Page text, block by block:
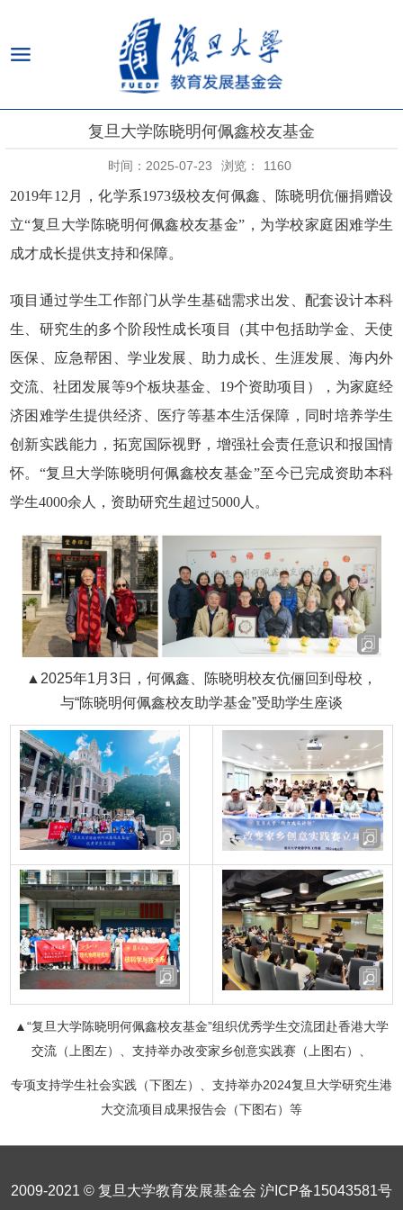
复旦大学陈晓明何佩鑫校友基金
时间：2025-07-23 浏览： 1160
2019年12 月，化学系1973级校友何佩鑫、陈晓明伉俪捐赠设
立“复旦大学陈晓明何佩鑫校友基金” ，为学校家庭困难学生
成才成长提供支持和保障。
项目通过学生工作部门从学生基础需求出发、配套设计本科
生、研究生的多个阶段性成长项目（其中包括助学金、天使
医保、应急帮困、学业发展、助力成长、生涯发展、海内外
交流、社团发展等9个板块基金、 19个资助项目），为家庭经
济困难学生提供经济、医疗等基本生活保障，同时培养学生
创新实践能力，拓宽国际视野，增强社会责任意识和报国情
怀。“复旦大学陈晓明何佩鑫校友基金”至今已完成资助本科
学生4000余人，资助研究生超过5000 人。
▲2025年1月3日，何佩鑫、陈晓明校友伉俪回到母校，
与“陈晓明何佩鑫校友助学基金”受助学生座谈
▲“复旦大学陈晓明何佩鑫校友基金”组织优秀学生交流团赴香港大学
交流（上图左）、支持举办改变家乡创意实践赛（上图右）、
专项支持学生社会实践（下图左）、支持举办2024复旦大学研究生港
大交流项目成果报告会（下图右）等
2009-2021 © 复旦大学教育发展基金会 沪ICP备15043581号